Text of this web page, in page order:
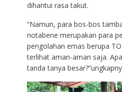
dihantui rasa takut.
“Namun, para bos-bos
notabene merupakan para
pengolahan emas berupa
terlihat aman-aman saja.
tanda tanya